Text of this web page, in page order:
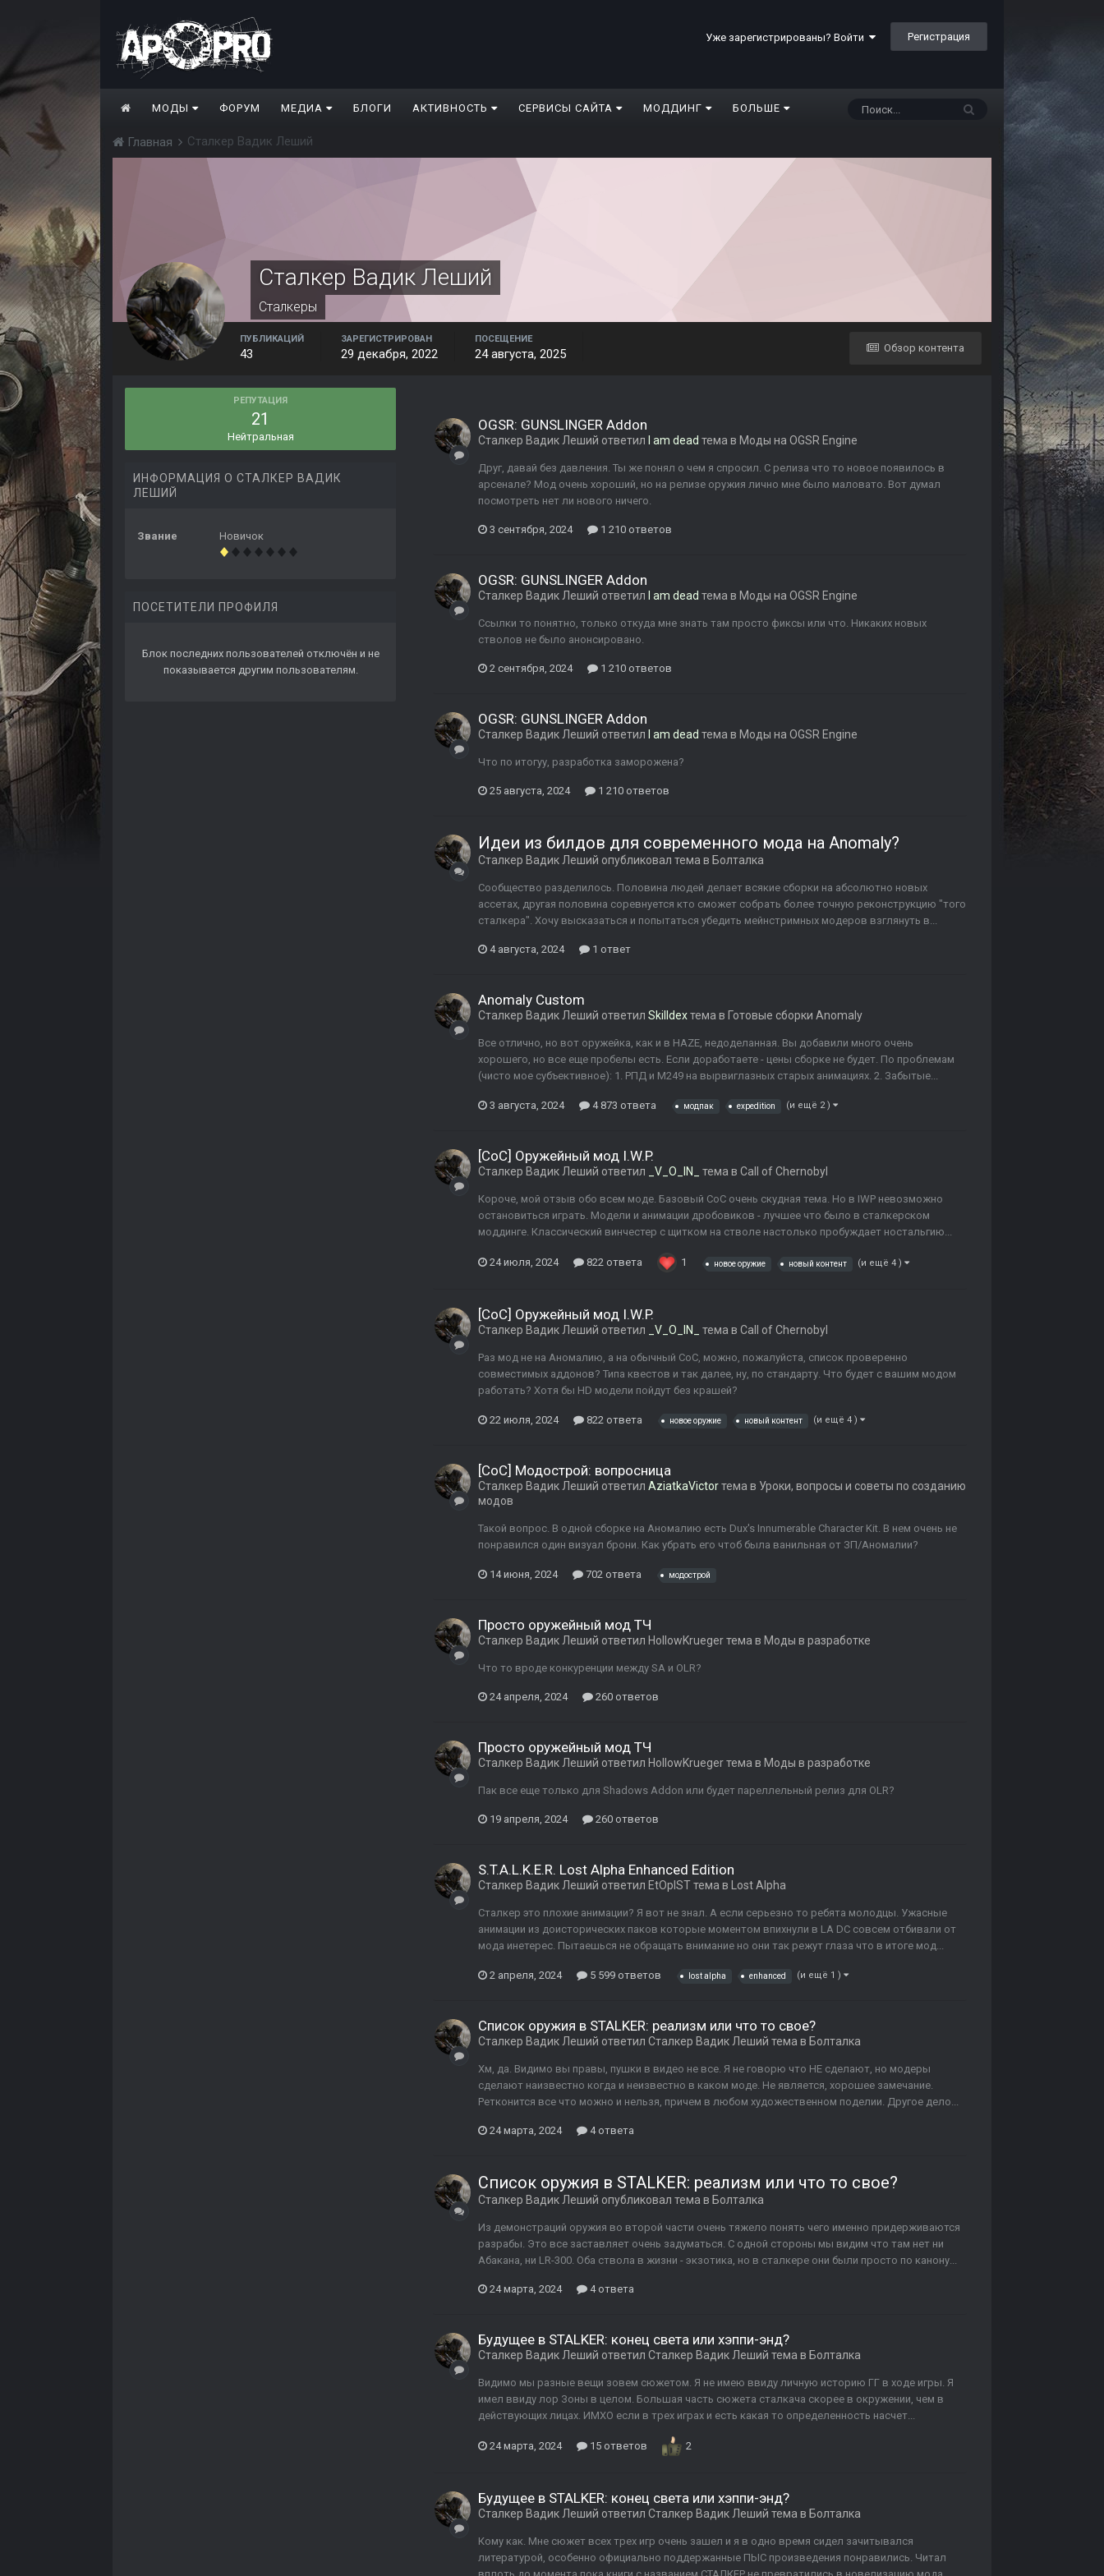
Уже зарегистрированы? Войти Регистрация
МОДЫ ФОРУМ МЕДИА БЛОГИ АКТИВНОСТЬ СЕРВИСЫ САЙТА МОДДИНГ БОЛЬШЕ
Главная Сталкер Вадик Леший
Сталкер Вадик Леший
Сталкеры
Обзор контента
ПУБЛИКАЦИЙ
43
ЗАРЕГИСТРИРОВАН
29 декабря, 2022
ПОСЕЩЕНИЕ
24 августа, 2025
РЕПУТАЦИЯ
21
Нейтральная
ИНФОРМАЦИЯ О СТАЛКЕР ВАДИК
ЛЕШИЙ
Звание Новичок
ПОСЕТИТЕЛИ ПРОФИЛЯ
Блок последних пользователей отключён и не
показывается другим пользователям.
OGSR: GUNSLINGER Addon
Сталкер Вадик Леший ответил I am dead тема в Моды на OGSR Engine
Друг, давай без давления. Ты же понял о чем я спросил. С релиза что то новое появилось в
арсенале? Мод очень хороший, но на релизе оружия лично мне было маловато. Вот думал
посмотреть нет ли нового ничего.
3 сентября, 2024 1 210 ответов
OGSR: GUNSLINGER Addon
Сталкер Вадик Леший ответил I am dead тема в Моды на OGSR Engine
Ссылки то понятно, только откуда мне знать там просто фиксы или что. Никаких новых
стволов не было анонсировано.
2 сентября, 2024 1 210 ответов
OGSR: GUNSLINGER Addon
Сталкер Вадик Леший ответил I am dead тема в Моды на OGSR Engine
Что по итогуу, разработка заморожена?
25 августа, 2024 1 210 ответов
Идеи из билдов для современного мода на Anomaly?
Сталкер Вадик Леший опубликовал тема в Болталка
Сообщество разделилось. Половина людей делает всякие сборки на абсолютно новых
ассетах, другая половина соревнуется кто сможет собрать более точную реконструкцию "того
сталкера". Хочу высказаться и попытаться убедить мейнстримных модеров взглянуть в...
4 августа, 2024 1 ответ
Anomaly Custom
Сталкер Вадик Леший ответил Skilldexтема в Готовые сборки Anomaly
Все отлично, но вот оружейка, как и в HAZE, недоделанная. Вы добавили много очень
хорошего, но все еще пробелы есть. Если доработаете - цены сборке не будет. По проблемам
(чисто мое субъективное): 1. РПД и M249 на вырвиглазных старых анимациях. 2. Забытые...
3 августа, 2024 4 873 ответа модпак expedition (и ещё 2 )
[CoC] Оружейный мод I.W.P.
Сталкер Вадик Леший ответил _V_O_IN_ тема в Call of Chernobyl
Короче, мой отзыв обо всем моде. Базовый CoC очень скудная тема. Но в IWP невозможно
остановиться играть. Модели и анимации дробовиков - лучшее что было в сталкерском
моддинге. Классический винчестер с щитком на стволе настолько пробуждает ностальгию...
24 июля, 2024 822 ответа 1 новое оружие новый контент (и ещё 4 )
[CoC] Оружейный мод I.W.P.
Сталкер Вадик Леший ответил _V_O_IN_ тема в Call of Chernobyl
Раз мод не на Аномалию, а на обычный CoC, можно, пожалуйста, список проверенно
совместимых аддонов? Типа квестов и так далее, ну, по стандарту. Что будет с вашим модом
работать? Хотя бы HD модели пойдут без крашей?
22 июля, 2024 822 ответа новое оружие новый контент (и ещё 4 )
[CoС] Модострой: вопросница
Сталкер Вадик Леший ответил AziatkaVictorтема в Уроки, вопросы и советы по созданию
модов
Такой вопрос. В одной сборке на Аномалию есть Dux's Innumerable Character Kit. В нем очень не
понравилcя один визуал брони. Как убрать его чтоб была ванильная от ЗП/Аномалии?
14 июня, 2024 702 ответа модострой
Просто оружейный мод ТЧ
Сталкер Вадик Леший ответил HollowKruegerтема в Моды в разработке
Что то вроде конкуренции между SA и OLR?
24 апреля, 2024 260 ответов
Просто оружейный мод ТЧ
Сталкер Вадик Леший ответил HollowKruegerтема в Моды в разработке
Пак все еще только для Shadows Addon или будет пареллельный релиз для OLR?
19 апреля, 2024 260 ответов
S.T.A.L.K.E.R. Lost Alpha Enhanced Edition
Сталкер Вадик Леший ответил EtOpISTтема в Lost Alpha
Сталкер это плохие анимации? Я вот не знал. А если серьезно то ребята молодцы. Ужасные
анимации из доисторических паков которые моментом впихнули в LA DC совсем отбивали от
мода инетерес. Пытаешься не обращать внимание но они так режут глаза что в итоге мод...
2 апреля, 2024 5 599 ответов lost alpha enhanced (и ещё 1 )
Список оружия в STALKER: реализм или что то свое?
Сталкер Вадик Леший ответил Сталкер Вадик Леший тема в Болталка
Хм, да. Видимо вы правы, пушки в видео не все. Я не говорю что НЕ сделают, но модеры
сделают наизвестно когда и неизвестно в каком моде. Не является, хорошее замечание.
Ретконится все что можно и нельзя, причем в любом художественном поделии. Другое дело...
24 марта, 2024 4 ответа
Список оружия в STALKER: реализм или что то свое?
Сталкер Вадик Леший опубликовал тема в Болталка
Из демонстраций оружия во второй части очень тяжело понять чего именно придерживаются
разрабы. Это все заставляет очень задуматься. С одной стороны мы видим что там нет ни
Абакана, ни LR-300. Оба ствола в жизни - экзотика, но в сталкере они были просто по канону...
24 марта, 2024 4 ответа
Будущее в STALKER: конец света или хэппи-энд?
Сталкер Вадик Леший ответил Сталкер Вадик Леший тема в Болталка
Видимо мы разные вещи зовем сюжетом. Я не имею ввиду личную историю ГГ в ходе игры. Я
имел ввиду лор Зоны в целом. Большая часть сюжета сталкача скорее в окружении, чем в
действующих лицах. ИМХО если в трех играх и есть какая то определенность насчет...
24 марта, 2024 15 ответов 2
Будущее в STALKER: конец света или хэппи-энд?
Сталкер Вадик Леший ответил Сталкер Вадик Леший тема в Болталка
Кому как. Мне сюжет всех трех игр очень зашел и я в одно время сидел зачитывался
литературой, особенно официально поддержанные ПЫС произведения понравились. Читал